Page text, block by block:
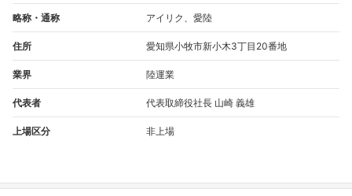
略称・通称 アイリク、愛陸
住所 愛知県小牧市新小木3丁目20番地
業界 陸運業
代表者 代表取締役社長 山崎 義雄
上場区分 非上場